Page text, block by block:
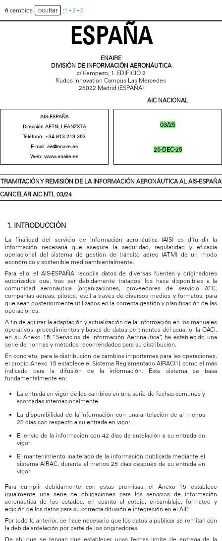
6 cambios ocultar :1 -2 -3
AIS-ESPAÑA
Dirección AFTN: LEANZXTA
Teléfono: +34 913 213 363
E-mail: ais@enaire.es
Web: www.enaire.es
ESPAÑA
ENAIRE
DIVISIÓN DE INFORMACIÓN AERONÁUTICA
c/ Campezo, 1. EDIFICIO 2
Kudos Innovation Campus Las Mercedes
28022 Madrid (ESPAÑA)
AIC NACIONAL
03/25
25-DEC-25
TRAMITACIÓN Y REMISIÓN DE LA INFORMACIÓN AERONÁUTICA AL AIS-ESPAÑA
CANCELAR AIC NTL 03/24
1. INTRODUCCIÓN
La finalidad del servicio de información aeronáutica (AIS) es difundir la
información necesaria que asegure la seguridad, regularidad y eficacia
operacional del sistema de gestión de tránsito aéreo (ATM) de un modo
económico y sostenible medioambientalmente.
Para ello, el AIS-ESPAÑA recopila datos de diversas fuentes y originadores
autorizados que, tras ser debidamente tratados, los hace disponibles a la
comunidad aeronáutica (organizaciones, proveedores de servicio ATC,
compañías aéreas, pilotos, etc.) a través de diversos medios y formatos, para
que sean posteriormente utilizados en la correcta gestión y planificación de las
operaciones.
A fin de agilizar la adaptación y actualización de la información en los manuales
operativos, procedimientos y bases de datos pertinentes del usuario, la OACI,
en su Anexo 15 “Servicios de Información Aeronáutica”, ha establecido una
serie de normas y métodos recomendados para su distribución.
En concreto, para la distribución de cambios importantes para las operaciones,
el propio Anexo 15 establece el Sistema Reglamentado AIRAC(1) como el más
indicado para la difusión de la información. Este sistema se basa
fundamentalmente en:
La entrada en vigor de los cambios en una serie de fechas comunes y
acordadas internacionalmente.
La disponibilidad de la información con una antelación de al menos
28 días con respecto a su entrada en vigor.
El envío de la información con 42 días de antelación a su entrada en
vigor.
El mantenimiento inalterado de la información publicada mediante el
sistema AIRAC, durante al menos 28 días después de su entrada en
vigor.
Para cumplir debidamente con estas premisas, el Anexo 15 establece
igualmente una serie de obligaciones para los servicios de información
aeronáutica de los estados, en cuanto al cotejo, ensamblaje, formateo y
edición de los datos para su correcta difusión e integración en el AIP.
Por todo lo anterior, se hace necesario que los datos a publicar se remitan con
la debida antelación por parte de los originadores.
De ahí que se tengan que establecer unas fechas límite de entrega de la